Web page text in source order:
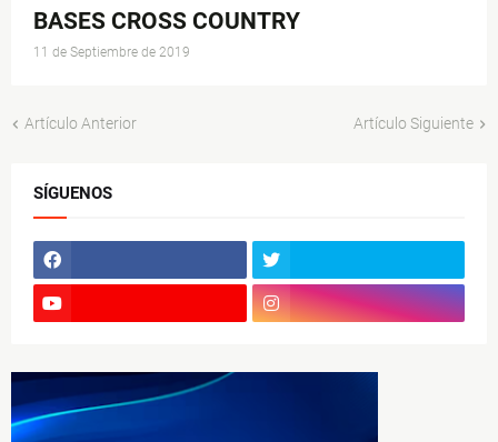
BASES CROSS COUNTRY
11 de Septiembre de 2019
Artículo Anterior Artículo Siguiente
SÍGUENOS